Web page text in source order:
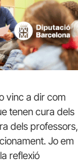
vinc a dir com
tenen cura dels
dels professors,
Jo em
reflexió